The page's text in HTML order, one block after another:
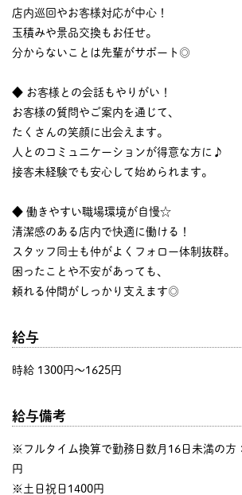
店内巡回やお客様対応が中心！
玉積みや景品交換もお任せ。
分からないことは先輩がサポート◎
◆ お客様との会話もやりがい！
お客様の質問やご案内を通じて、
たくさんの笑顔に出会えます。
人とのコミュニケーションが得意な方に♪
接客未経験でも安心して始められます。
◆ 働きやすい職場環境が自慢☆
清潔感のある店内で快適に働ける！
スタッフ同士も仲がよくフォロー体制抜群。
困ったことや不安があっても、
頼れる仲間がしっかり支えます◎
給与
時給 1300円〜1625円
給与備考
※フルタイム換算で勤務日数月16日未満の方
円
※土日祝日1400円